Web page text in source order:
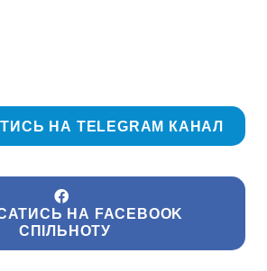
НА TELEGRAM КАНАЛ
НА FACEBOOK
СПІЛЬНОТУ